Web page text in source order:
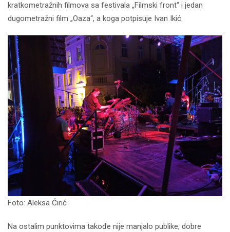
kratkometražnih filmova sa festivala „Filmski front“ i jedan
dugometražni film „Oaza“, a koga potpisuje Ivan Ikić.
Foto: Aleksa Ćirić
Na ostalim punktovima takođe nije manjalo publike, dobre